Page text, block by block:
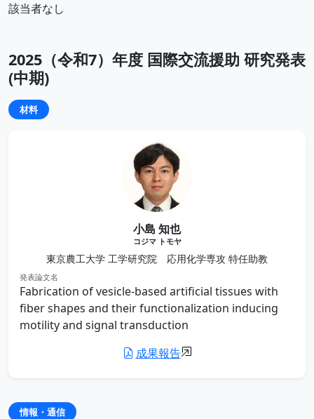
該当者なし
2025（令和7）年度 国際交流援助 研究発表
(中期)
材料
小島 知也
コジマ トモヤ
東京農工大学 工学研究院 応用化学専攻 特任助教
発表論文名
Fabrication of vesicle-based artificial tissues with
fiber shapes and their functionalization inducing
motility and signal transduction
成果報告
情報・通信